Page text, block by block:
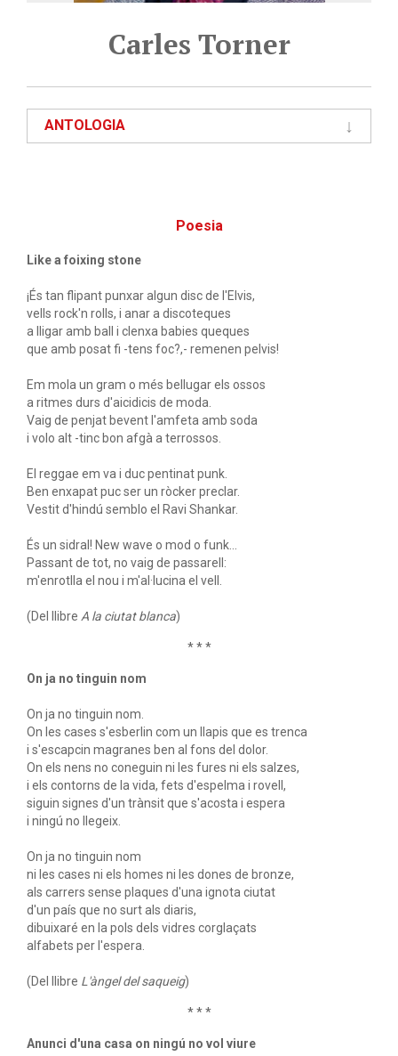
Carles Torner
ANTOLOGIA
Poesia
Like a foixing stone
¡És tan flipant punxar algun disc de l'Elvis,
vells rock'n rolls, i anar a discoteques
a lligar amb ball i clenxa babies queques
que amb posat fi -tens foc?,- remenen pelvis!
Em mola un gram o més bellugar els ossos
a ritmes durs d'aicidicis de moda.
Vaig de penjat bevent l'amfeta amb soda
i volo alt -tinc bon afgà a terrossos.
El reggae em va i duc pentinat punk.
Ben enxapat puc ser un ròcker preclar.
Vestit d'hindú semblo el Ravi Shankar.
És un sidral! New wave o mod o funk...
Passant de tot, no vaig de passarell:
m'enrotlla el nou i m'al·lucina el vell.
(Del llibre A la ciutat blanca)
* * *
On ja no tinguin nom
On ja no tinguin nom.
On les cases s'esberlin com un llapis que es trenca
i s'escapcin magranes ben al fons del dolor.
On els nens no coneguin ni les fures ni els salzes,
i els contorns de la vida, fets d'espelma i rovell,
siguin signes d'un trànsit que s'acosta i espera
i ningú no llegeix.
On ja no tinguin nom
ni les cases ni els homes ni les dones de bronze,
als carrers sense plaques d'una ignota ciutat
d'un país que no surt als diaris,
dibuixaré en la pols dels vidres corglaçats
alfabets per l'espera.
(Del llibre L'àngel del saqueig)
* * *
Anunci d'una casa on ningú no vol viure